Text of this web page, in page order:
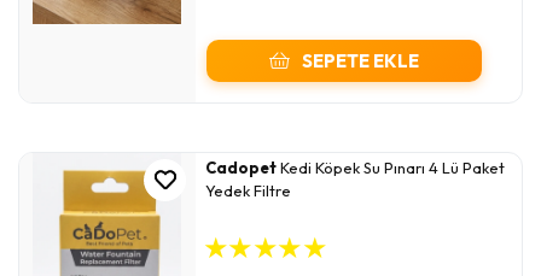
SEPETE EKLE
CadopetKedi Köpek Su Pınarı 4 Lü Paket
Yedek Filtre
★★★★★